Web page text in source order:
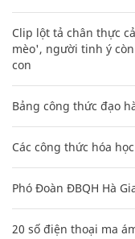
Clip lột tả chân thực
mèo', người tinh ý
con
Bảng công thức đạo
Các công thức hóa
Phó Đoàn ĐBQH Hà
20 số điện thoại ma